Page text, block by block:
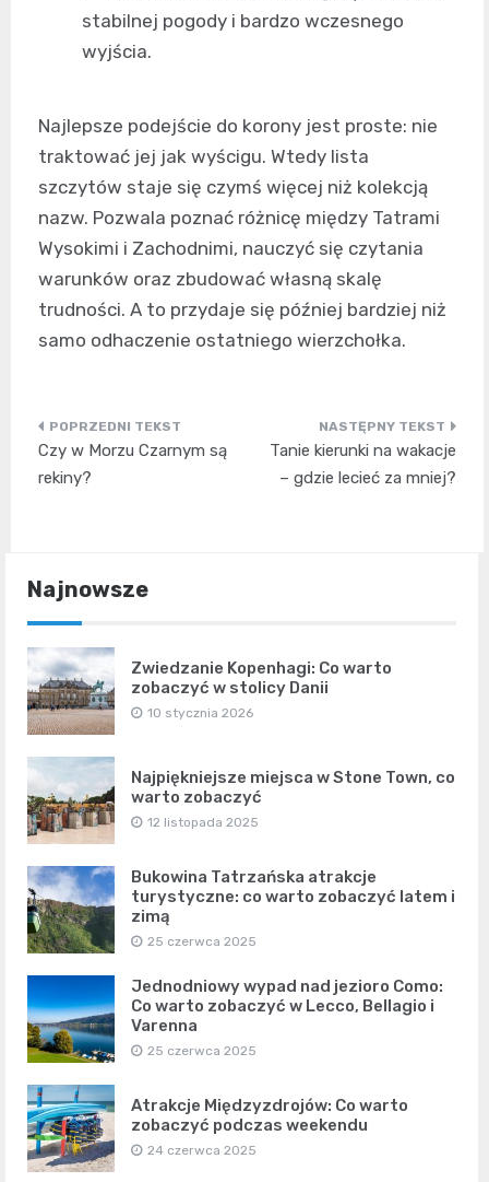
stabilnej pogody i bardzo wczesnego
wyjścia.
Najlepsze podejście do korony jest proste: nie
traktować jej jak wyścigu. Wtedy lista
szczytów staje się czymś więcej niż kolekcją
nazw. Pozwala poznać różnicę między Tatrami
Wysokimi i Zachodnimi, nauczyć się czytania
warunków oraz zbudować własną skalę
trudności. A to przydaje się później bardziej niż
samo odhaczenie ostatniego wierzchołka.
Nawigacja
wpisu
Czy w Morzu Czarnym są
rekiny?
Tanie kierunki na wakacje
– gdzie lecieć za mniej?
Najnowsze
Zwiedzanie Kopenhagi: Co warto
zobaczyć w stolicy Danii
10 stycznia 2026
Najpiękniejsze miejsca w Stone Town, co
warto zobaczyć
12 listopada 2025
Bukowina Tatrzańska atrakcje
turystyczne: co warto zobaczyć latem i
zimą
25 czerwca 2025
Jednodniowy wypad nad jezioro Como:
Co warto zobaczyć w Lecco, Bellagio i
Varenna
25 czerwca 2025
Atrakcje Międzyzdrojów: Co warto
zobaczyć podczas weekendu
24 czerwca 2025